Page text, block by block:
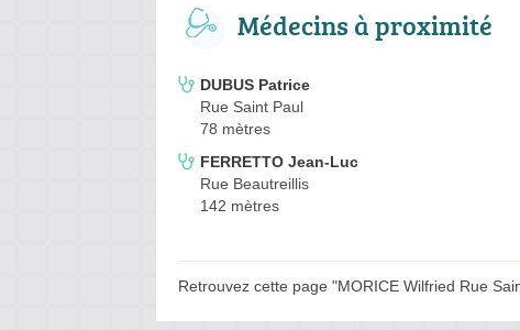
Médecins à proximité
DUBUS Patrice
Rue Saint Paul
78 mètres
FERRETTO Jean-Luc
Rue Beautreillis
142 mètres
Retrouvez cette page "MORICE Wilfried Rue